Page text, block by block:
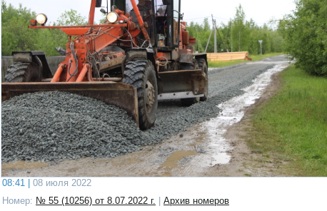
08:41 |
08 июля 2022
Номер: № 55 (10256) от 8.07.2022 г. Архив номеров